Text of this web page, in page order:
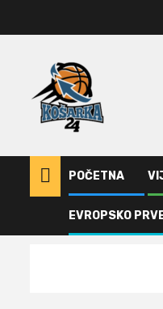
POČETNA
EVROPSKO
ABA Liga Novo